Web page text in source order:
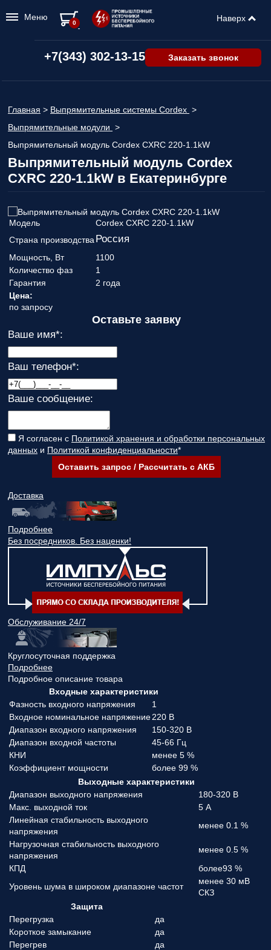
+7(343) 302-13-15 Заказать звонок
Главная > Выпрямительные системы Cordex >
Выпрямительные модули >
Выпрямительный модуль Cordex CXRC 220-1.1kW
Выпрямительный модуль Cordex
CXRC 220-1.1kW в Екатеринбурге
Модель
Cordex CXRC 220-1.1kW
Страна производства Россия
Мощность, Вт
1100
Количество фаз
1
Гарантия
2 года
Цена:
по запросу
Оставьте заявку
Ваше имя*:
Ваш телефон*:
Ваше сообщение:
Я согласен с Политикой хранения и обработки персональных
данных и Политикой конфиденциальности*
Оставить запрос / Рассчитать с АКБ
Доставка
Подробнее
Без посредников. Без наценки!
Обслуживание 24/7
Круглосуточная поддержка
Подробнее
Подробное описание товара
Входные характеристики
Фазность входного напряжения
1
Входное номинальное напряжение220 В
Диапазон входного напряжения
150-320 В
Диапазон входной частоты
45-66 Гц
КНИ
менее 5 %
Коэффициент мощности
более 99 %
Выходные характеристики
Диапазон выходного напряжения
180-320 В
Макс. выходной ток
5 А
Линейная стабильность выходного
напряжения
менее 0.1 %
Нагрузочная стабильность выходного
напряжения
менее 0.5 %
КПД
более93 %
Уровень шума в широком диапазоне частот
менее 30 мВ
СКЗ
Защита
Перегрузка
да
Короткое замыкание
да
Перегрев
да
Меню Наверх
0